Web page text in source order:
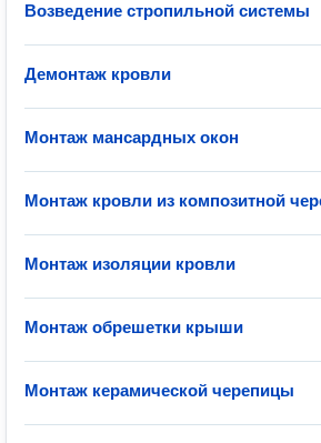
Возведение стропильной системы
Демонтаж кровли
Монтаж мансардных окон
Монтаж кровли из композитной
Монтаж изоляции кровли
Монтаж обрешетки крыши
Монтаж керамической черепицы